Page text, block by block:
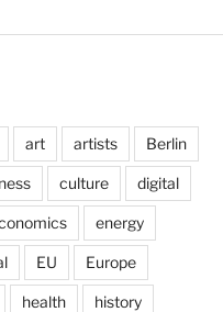
art artists Berlin
culture digital
energy
EU Europe
health history